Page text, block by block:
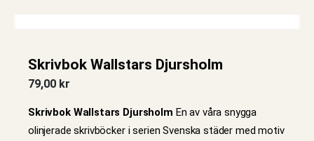
Skrivbok Wallstars Djursholm
79,00 kr
Skrivbok Wallstars Djursholm En av våra snygga
olinjerade skrivböcker i serien Svenska städer med motiv